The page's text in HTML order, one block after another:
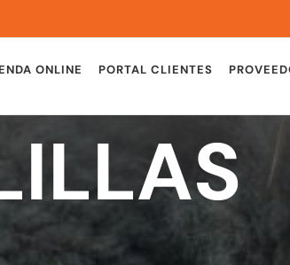
ONLINE PORTAL CLIENTES